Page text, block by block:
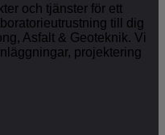
och tjänster för ett
till dig
Asfalt & Geoteknik. Vi
projektering